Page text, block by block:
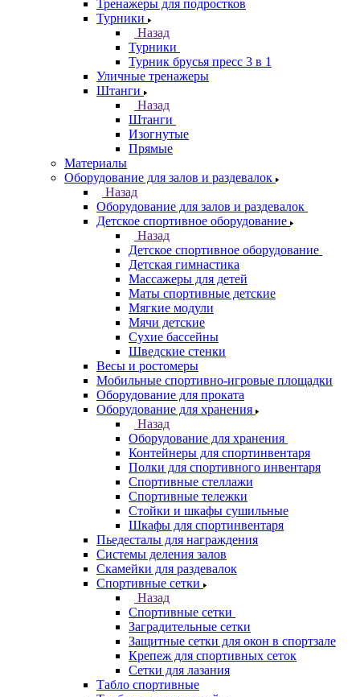
Тренажеры для подростков
Турники
Назад
Турники
Турник брусья пресс 3 в 1
Уличные тренажеры
Штанги
Назад
Штанги
Изогнутые
Прямые
Материалы
Оборудование для залов и раздевалок
Назад
Оборудование для залов и раздевалок
Детское спортивное оборудование
Назад
Детское спортивное оборудование
Детская гимнастика
Массажеры для детей
Маты спортивные детские
Мягкие модули
Мячи детские
Сухие бассейны
Шведские стенки
Весы и ростомеры
Мобильные спортивно-игровые площадки
Оборудование для проката
Оборудование для хранения
Назад
Оборудование для хранения
Контейнеры для спортинвентаря
Полки для спортивного инвентаря
Спортивные стеллажи
Спортивные тележки
Стойки и шкафы сушильные
Шкафы для спортинвентаря
Пьедесталы для награждения
Системы деления залов
Скамейки для раздевалок
Спортивные сетки
Назад
Спортивные сетки
Заградительные сетки
Защитные сетки для окон в спортзале
Крепеж для спортивных сеток
Сетки для лазания
Табло спортивные